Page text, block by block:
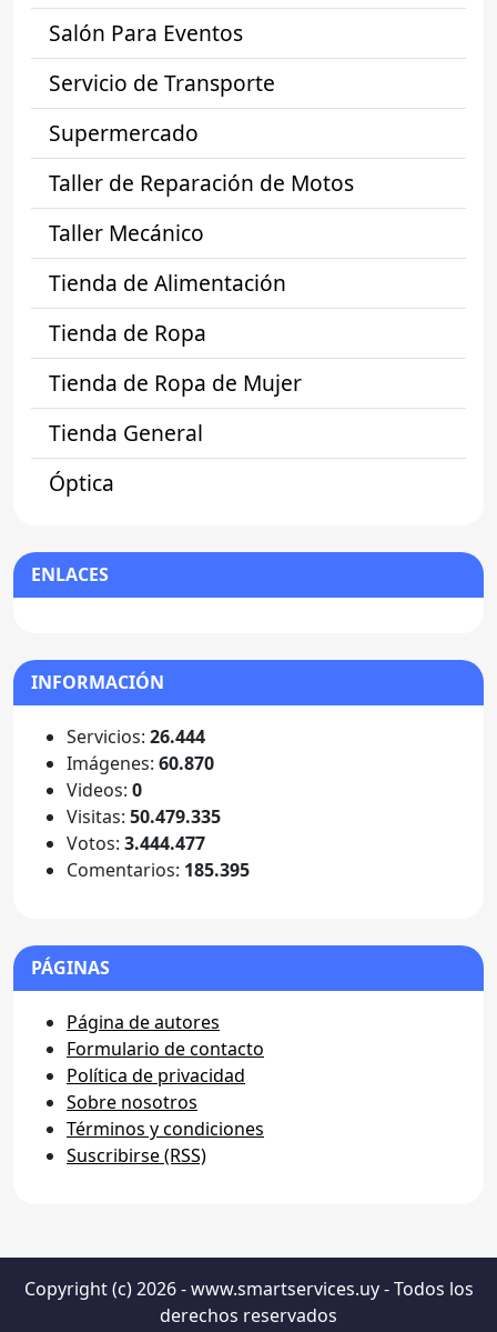
Salón Para Eventos
Servicio de Transporte
Supermercado
Taller de Reparación de Motos
Taller Mecánico
Tienda de Alimentación
Tienda de Ropa
Tienda de Ropa de Mujer
Tienda General
Óptica
ENLACES
INFORMACIÓN
Servicios: 26.444
Imágenes: 60.870
Videos: 0
Visitas: 50.479.335
Votos: 3.444.477
Comentarios: 185.395
PÁGINAS
Página de autores
Formulario de contacto
Política de privacidad
Sobre nosotros
Términos y condiciones
Suscribirse (RSS)
Copyright (c) 2026 - www.smartservices.uy - Todos los
derechos reservados